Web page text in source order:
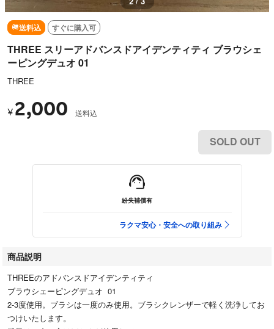
送料込 すぐに購入可
THREE スリーアドバンスドアイデンティティ ブラウシェ
ーピングデュオ 01
THREE
¥ 2,000 送料込
SOLD OUT
紛失補償有
ラクマ安心・安全への取り組み
商品説明
THREEのアドバンスドアイデンティティ
ブラウシェーピングデュオ 01
2-3度使用。ブラシは一度のみ使用。ブラシクレンザーで軽く洗浄してお
つけいたします。